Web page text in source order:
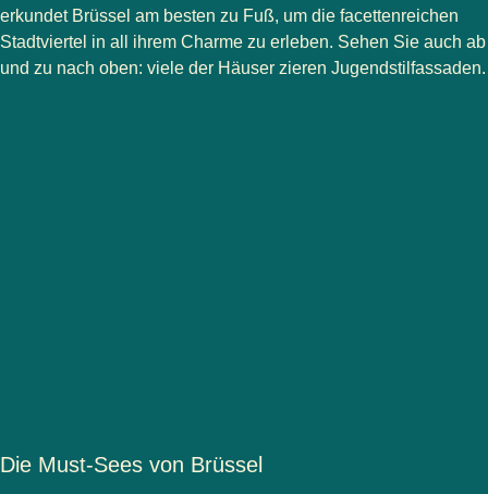
erkundet Brüssel am besten zu Fuß, um die facettenreichen
Stadtviertel in all ihrem Charme zu erleben. Sehen Sie auch ab
und zu nach oben: viele der Häuser zieren Jugendstilfassaden.
Die Must-Sees von Brüssel